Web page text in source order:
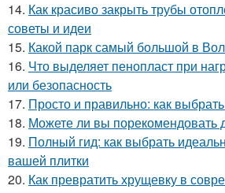
14. Как красиво закрыть трубы
советы и идеи
15. Какой парк самый большой в
16. Что выделяет пенопласт при
или безопасность
17. Просто и правильно: как
18. Можете ли вы порекомендовать
19. Полный гид: как выбрать
вашей плитки
20. Как превратить хрущевку в